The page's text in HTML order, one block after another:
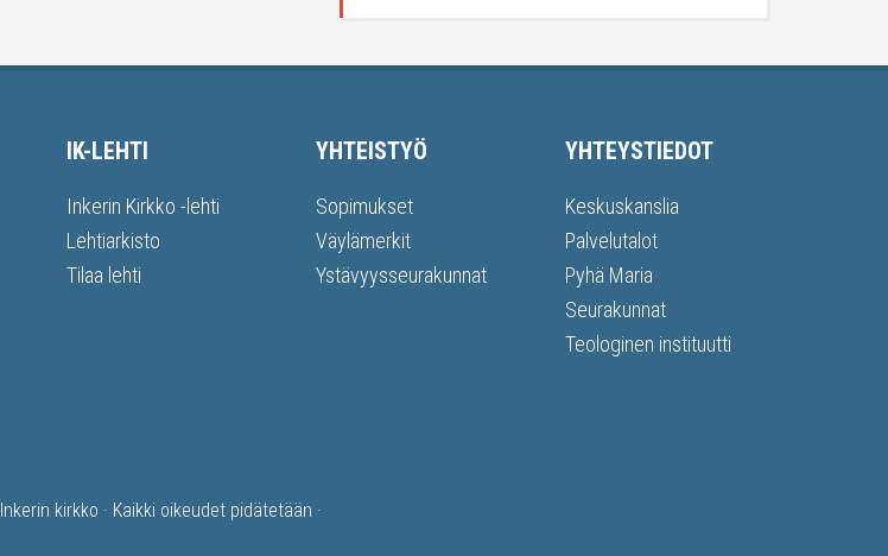
IK-LEHTI
Inkerin Kirkko -lehti
Lehtiarkisto
Tilaa lehti
YHTEISTYÖ
Sopimukset
Väylämerkit
Ystävyysseurakunnat
YHTEYSTIEDOT
Keskuskanslia
Palvelutalot
Pyhä Maria
Seurakunnat
Teologinen instituutti
Inkerin kirkko · Kaikki oikeudet pidätetään ·